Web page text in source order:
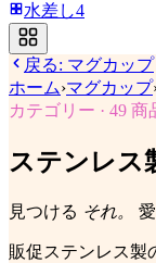
水差し4
戻る: マグカップ
ホーム›マグカップ
カテゴリー · 49 商
ステンレス
見つける それ。
販促ステンレス製